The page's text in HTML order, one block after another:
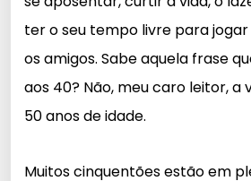
ter o seu tempo livre para
os amigos. Sabe aquela frase
aos 40? Não, meu caro leitor, a
50 anos de idade.
Muitos cinquentões estão em